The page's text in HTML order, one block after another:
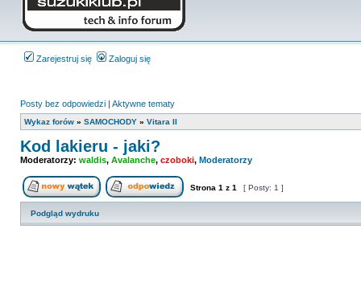
Zarejestruj się Zaloguj się
Posty bez odpowiedzi | Aktywne tematy
Wykaz forów » SAMOCHODY » Vitara II
Kod lakieru - jaki?
Moderatorzy: waldis, Avalanche, czoboki, Moderatorzy
Nowy temat Odpowiedz w temacie
Strona 1 z 1 [ Posty: 1 ]
Podgląd wydruku